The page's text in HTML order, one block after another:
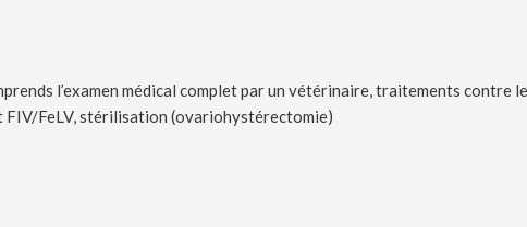
l’examen médical complet par un vétérinaire, traitements contre
FIV/FeLV, stérilisation (ovariohystérectomie)